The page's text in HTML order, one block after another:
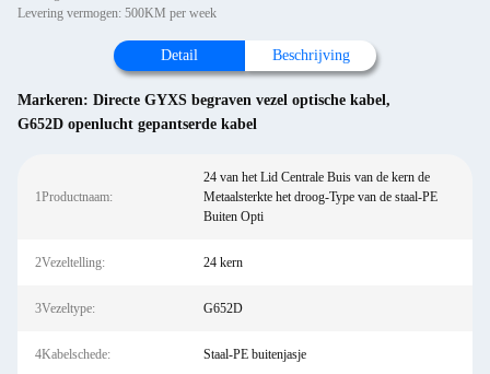
Levering vermogen: 500KM per week
Detail Beschrijving
Markeren: Directe GYXS begraven vezel optische kabel,
G652D openlucht gepantserde kabel
1Productnaam:
24 van het Lid Centrale Buis van de kern de
Metaalsterkte het droog-Type van de staal-PE
Buiten Opti
2Vezeltelling: 24 kern
3Vezeltype: G652D
4Kabelschede: Staal-PE buitenjasje